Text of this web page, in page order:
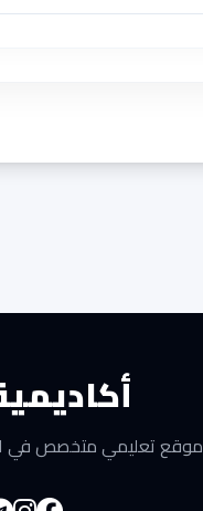
موقع تعليمي متخصص في